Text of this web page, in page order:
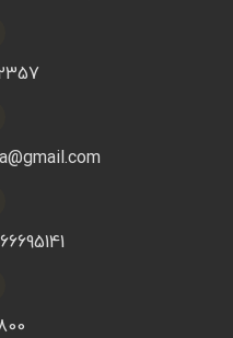
66695141 - 66695144